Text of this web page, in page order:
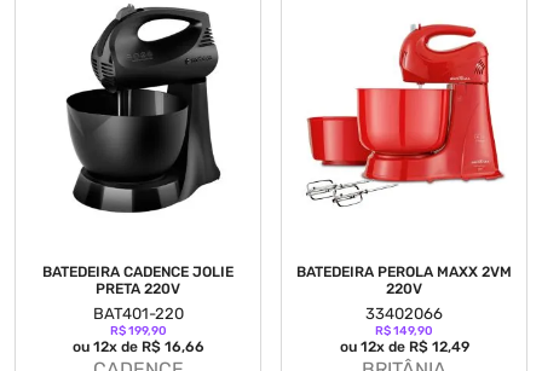
BATEDEIRA CADENCE JOLIE
PRETA 220V
BAT401-220
R$ 199,90
ou 12x de R$ 16,66
BATEDEIRA PEROLA MAXX 2VM
220V
33402066
R$ 149,90
ou 12x de R$ 12,49